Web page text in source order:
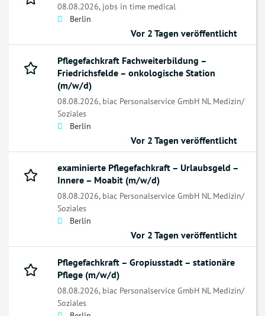
08.08.2026, jobs in time medical
Berlin
Vor 2 Tagen veröffentlicht
Pflegefachkraft Fachweiterbildung –
Friedrichsfelde – onkologische Station
(m/w/d)
08.08.2026, biac Personalservice GmbH NL Medizin/
Soziales
Berlin
Vor 2 Tagen veröffentlicht
examinierte Pflegefachkraft – Urlaubsgeld –
Innere – Moabit (m/w/d)
08.08.2026, biac Personalservice GmbH NL Medizin/
Soziales
Berlin
Vor 2 Tagen veröffentlicht
Pflegefachkraft – Gropiusstadt – stationäre
Pflege (m/w/d)
08.08.2026, biac Personalservice GmbH NL Medizin/
Soziales